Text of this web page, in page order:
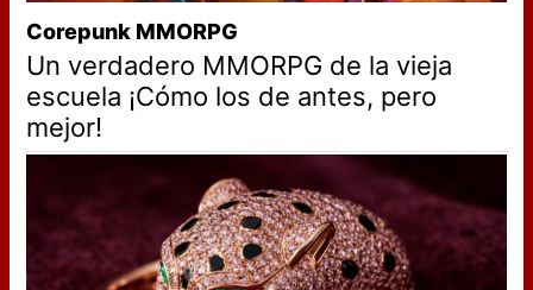
Corepunk MMORPG
Un verdadero MMORPG de la vieja
escuela ¡Cómo los de antes, pero
mejor!